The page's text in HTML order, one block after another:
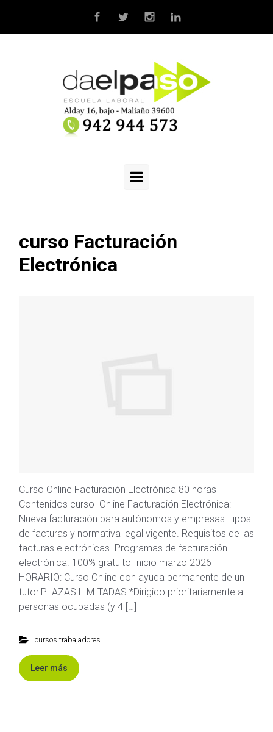
Saltar al contenido principal
curso Facturación
Electrónica
Curso Online Facturación Electrónica 80 horas
Contenidos curso Online Facturación Electrónica:
Nueva facturación para autónomos y empresas Tipos
de facturas y normativa legal vigente. Requisitos de las
facturas electrónicas. Programas de facturación
electrónica. 100% gratuito Inicio marzo 2026
HORARIO: Curso Online con ayuda permanente de un
tutor.PLAZAS LIMITADAS *Dirigido prioritariamente a
personas ocupadas (y 4 […]
cursos trabajadores
Leer más